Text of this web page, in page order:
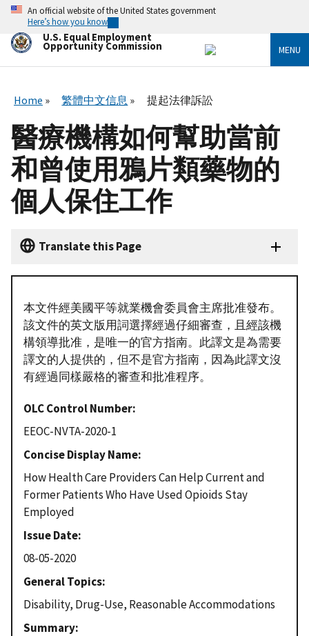
Skip
main
content
An official website of the United States government
Here’s how you know
U.S. Equal Employment
Opportunity Commission MENU
Home 繁體中文信息 提起法律訴訟
醫療機構如何幫助當前
和曾使用鴉片類藥物的
個人保住工作
Translate this Page
本文件經美國平等就業機會委員會主席批准發布。
該文件的英文版用詞選擇經過仔細審查，且經該機
構領導批准，是唯一的官方指南。此譯文是為需要
譯文的人提供的，但不是官方指南，因為此譯文沒
有經過同樣嚴格的審查和批准程序。
OLC Control Number
EEOC-NVTA-2020-1
Concise Display Name
How Health Care Providers Can Help Current and
Former Patients Who Have Used Opioids Stay
Employed
Issue Date
08-05-2020
General Topics
Disability, Drug-Use, Reasonable Accommodations
Summary